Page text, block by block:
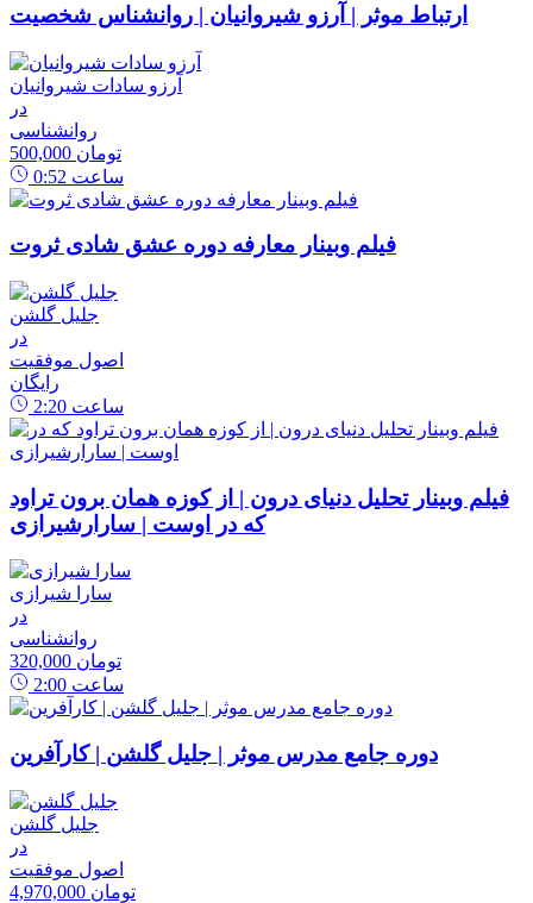
ارتباط موثر | آرزو شیروانیان | روانشناس شخصیت
آرزو سادات شیروانیان
در
روانشناسی
500,000 تومان
0:52 ساعت
فیلم وبینار معارفه دوره عشق شادی ثروت
جلیل گلشن
در
اصول موفقیت
رایگان
2:20 ساعت
فیلم وبینار تحلیل دنیای درون | از کوزه همان برون تراود
که در اوست | سارارشیرازی
سارا شیرازی
در
روانشناسی
320,000 تومان
2:00 ساعت
دوره جامع مدرس موثر | جلیل گلشن | کارآفرین
جلیل گلشن
در
اصول موفقیت
4,970,000 تومان